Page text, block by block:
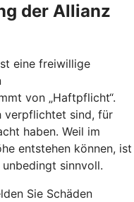
der Allianz
eine freiwillige
von „Haftpflicht“.
verpflichtet sind, für
haben. Weil im
entstehen können, ist
sinnvoll.
Sie Schäden